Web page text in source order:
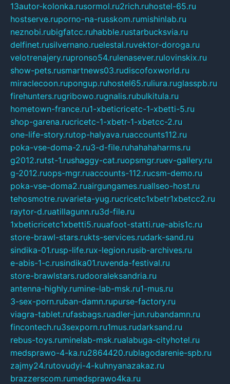
13autor-kolonka.rusormol.ru2rich.ruhostel-65.ru
hostserve.ruporno-na-russkom.rumishinlab.ru
neznobi.rubigfatcc.ruhabble.rustarbucksvia.ru
delfinet.rusilvernano.ruelestal.ruvektor-doroga.ru
velotrenajery.rupronso54.rulenasever.rulovinskix.ru
show-pets.rusmartnews03.rudiscofoxworld.ru
miraclecoon.rupongup.ruhostel65.ruliura.ruglasspb.ru
firehunters.rugribowo.rugnalis.rubulkitula.ru
hometown-france.ru1-xbeticricetc-1-xbetti-5.ru
shop-garena.rucricetc-1-xbetr-1-xbetcc-2.ru
one-life-story.rutop-halyava.ruaccounts112.ru
poka-vse-doma-2.ru3-d-file.ruhahahaharms.ru
g2012.rutst-1.rushaggy-cat.ruopsmgr.ruev-gallery.ru
g-2012.ruops-mgr.ruaccounts-112.rucsm-demo.ru
poka-vse-doma2.ruairgungames.ruallseo-host.ru
tehosmotre.ruvarieta-yug.rucricetc1xbetr1xbetcc2.ru
raytor-d.ruatillagunn.ru3d-file.ru
1xbeticricetc1xbetti5.ruuafoot-statti.rue-abis1c.ru
store-brawl-stars.rukts-services.rudark-sand.ru
sindika-01.rusp-life.rux-legion.rusib-archives.ru
e-abis-1-c.rusindika01.ruvenda-festival.ru
store-brawlstars.rudooraleksandria.ru
antenna-highly.rumine-lab-msk.ru1-mus.ru
3-sex-porn.ruban-damn.rupurse-factory.ru
viagra-tablet.rufasbags.ruadler-jun.rubandamn.ru
fincontech.ru3sexporn.ru1mus.rudarksand.ru
rebus-toys.ruminelab-msk.rualabuga-cityhotel.ru
medsprawo-4-ka.ru2864420.rublagodarenie-spb.ru
zajmy24.rutovudyi-4-kuhnyanazakaz.ru
brazzerscom.rumedsprawo4ka.ru